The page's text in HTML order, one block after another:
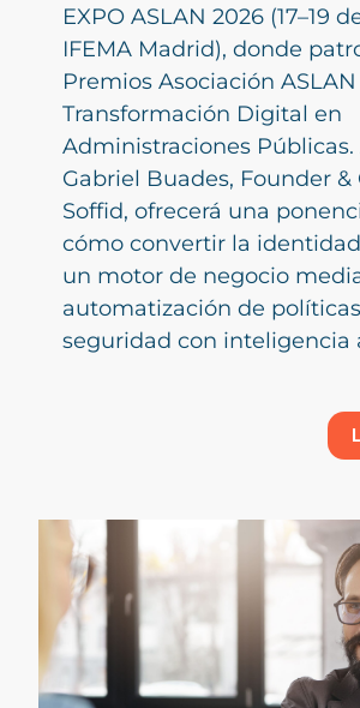
EXPO ASLAN 2026 (17–19
IFEMA Madrid), donde
Premios Asociación ASLAN
Transformación Digital en
Administraciones Públicas.
Gabriel Buades, Founder &
Soffid, ofrecerá una
cómo convertir la
un motor de negocio
automatización de
seguridad con inteligencia